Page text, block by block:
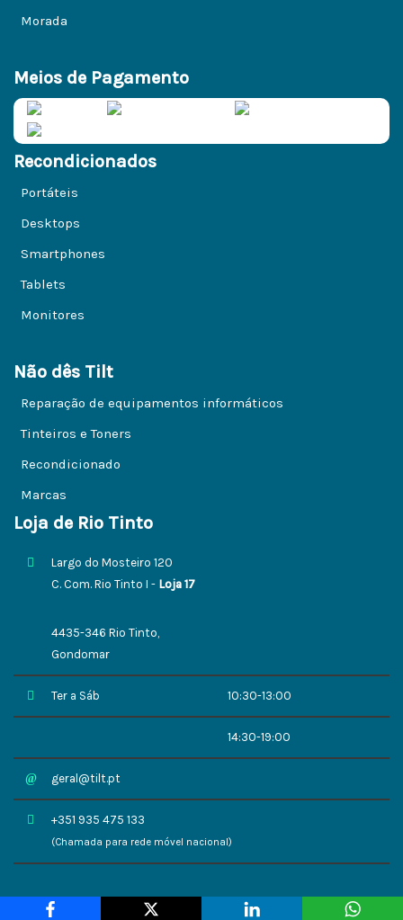
Morada
Meios de Pagamento
Recondicionados
Portáteis
Desktops
Smartphones
Tablets
Monitores
Não dês Tilt
Reparação de equipamentos informáticos
Tinteiros e Toners
Recondicionado
Marcas
Loja de Rio Tinto
Largo do Mosteiro 120
C. Com. Rio Tinto I - Loja 17
4435-346 Rio Tinto,
Gondomar
Ter a Sáb 10:30-13:00
14:30-19:00
geral@tilt.pt
+351 935 475 133
(Chamada para rede móvel nacional)
TILT.pt | Dinamizado porevolua.pt